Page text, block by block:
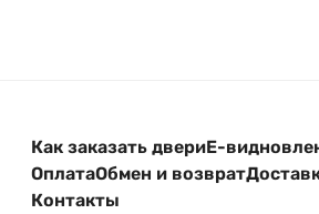
Как заказать двериЕ-
ОплатаОбмен и возврат
Контакты